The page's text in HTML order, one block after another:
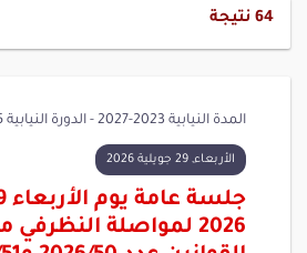
64 نتيجة
المدة النيابية 2023-2027 - الدورة النيابية 2025 - 2026
الأربعاء, 29 جويلية 2026
2026 لمواصلة